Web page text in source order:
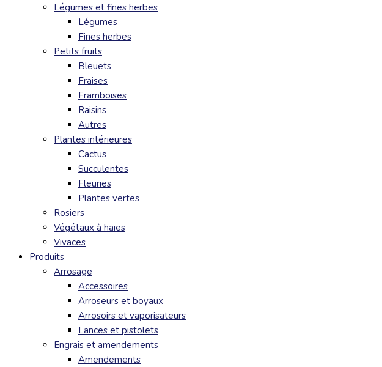
Légumes et fines herbes
Légumes
Fines herbes
Petits fruits
Bleuets
Fraises
Framboises
Raisins
Autres
Plantes intérieures
Cactus
Succulentes
Fleuries
Plantes vertes
Rosiers
Végétaux à haies
Vivaces
Produits
Arrosage
Accessoires
Arroseurs et boyaux
Arrosoirs et vaporisateurs
Lances et pistolets
Engrais et amendements
Amendements